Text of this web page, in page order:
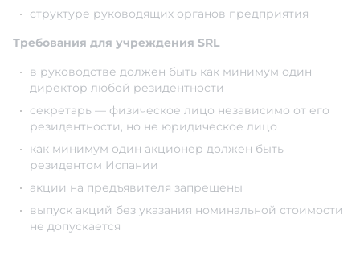
структуре руководящих органов предприятия
Требования для учреждения SRL
в руководстве должен быть как минимум один
директор любой резидентности
секретарь — физическое лицо независимо от его
резидентности, но не юридическое лицо
как минимум один акционер должен быть
резидентом Испании
акции на предъявителя запрещены
выпуск акций без указания номинальной стоимости
не допускается